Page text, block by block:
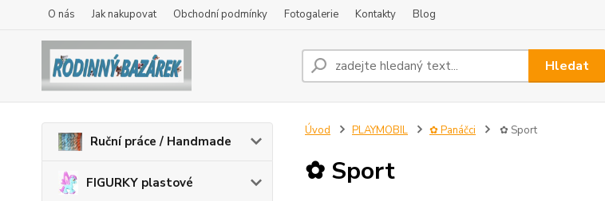
O nás Jak nakupovat Obchodní podmínky Fotogalerie Kontakty Blog
Hledat
Ruční práce / Handmade
FIGURKY plastové
Úvod PLAYMOBIL ✿ Panáčci ✿ Sport
✿ Sport